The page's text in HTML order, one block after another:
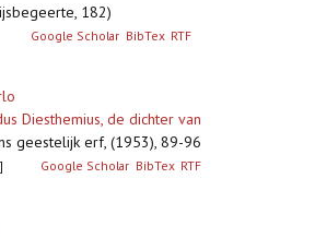
182)
Google Scholar BibTex RTF
Diesthemius, de dichter van
geestelijk erf, (1953), 89-96
Google Scholar BibTex RTF